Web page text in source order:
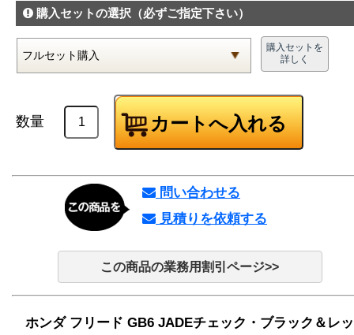
購入セットの選択 （必ずご指定下さい）
購入セットを
詳しく
数量
問い合わせる
見積りを依頼する
この商品の業務用割引ページ>>
ホンダ フリード GB6 JADEチェック・ブラック＆レッ